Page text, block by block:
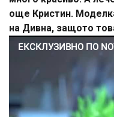
още Кристин.
на Дивна, защото